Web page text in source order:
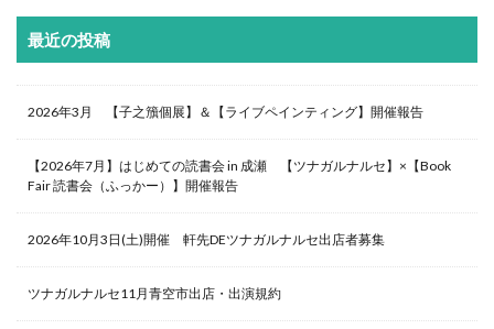
最近の投稿
2026年3月 【子之籏個展】＆【ライブペインティング】開催報告
【2026年7月】はじめての読書会 in 成瀬 【ツナガルナルセ】×【Book
Fair 読書会（ふっかー）】開催報告
2026年10月3日(土)開催 軒先DEツナガルナルセ出店者募集
ツナガルナルセ11月青空市出店・出演規約